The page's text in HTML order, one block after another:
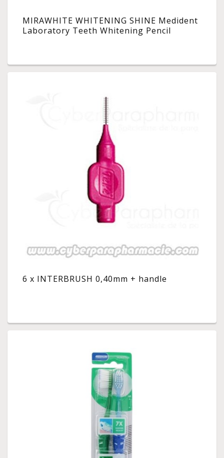
MIRAWHITE WHITENING SHINE Medident
Laboratory Teeth Whitening Pencil
6 x INTERBRUSH 0,40mm + handle